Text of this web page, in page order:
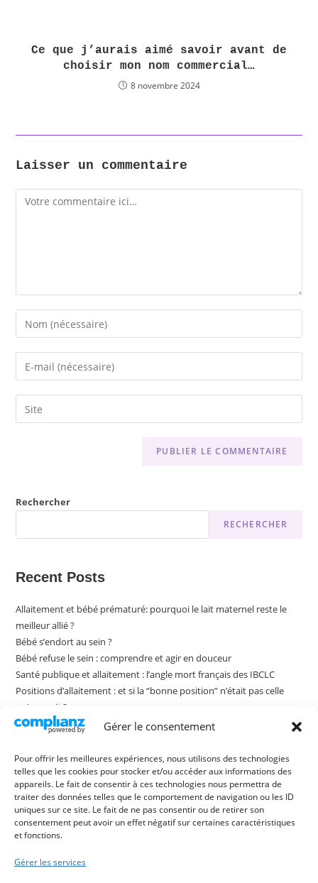
Gérer le consentement
Pour offrir les meilleures expériences, nous utilisons des technologies
telles que les cookies pour stocker et/ou accéder aux informations des
appareils. Le fait de consentir à ces technologies nous permettra de
traiter des données telles que le comportement de navigation ou les ID
uniques sur ce site. Le fait de ne pas consentir ou de retirer son
consentement peut avoir un effet négatif sur certaines caractéristiques
et fonctions.
Gérer les services
Ce que j’aurais aimé savoir avant de
choisir mon nom commercial…
8 novembre 2024
Laisser un commentaire
Rechercher
RECHERCHER
Recent Posts
Allaitement et bébé prématuré: pourquoi le lait maternel reste le
meilleur allié ?
Bébé s’endort au sein ?
Bébé refuse le sein : comprendre et agir en douceur
Santé publique et allaitement : l’angle mort français des IBCLC
Positions d’allaitement : et si la “bonne position” n’était pas celle
qu’on croit ?
Recent Comments
Aucun commentaire à afficher.